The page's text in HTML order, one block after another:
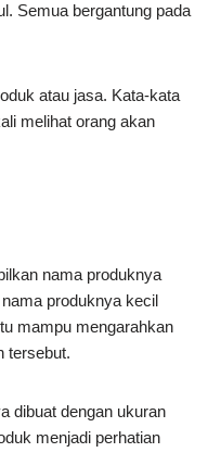
Semua bergantung pada
atau jasa. Kata-kata
melihat orang akan
nama produknya
produknya kecil
mampu mengarahkan
tersebut.
dibuat dengan ukuran
menjadi perhatian